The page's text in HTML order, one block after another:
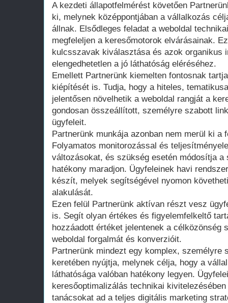
A kezdeti állapotfelmérést követően
ki, melynek középpontjában a vállalkozás
állnak. Elsődleges feladat a weboldal
megfeleljen a keresőmotorok elvárásainak.
kulcsszavak kiválasztása és azok organikus
elengedhetetlen a jó láthatóság eléréséhez.
Emellett Partnerünk kiemelten fontosnak
kiépítését is. Tudja, hogy a hiteles,
jelentősen növelhetik a weboldal rangját a
gondosan összeállított, személyre szabott
ügyfeleit.
Partnerünk munkája azonban nem merül ki a
Folyamatos monitorozással és
változásokat, és szükség esetén módosítja a
hatékony maradjon. Ügyfeleinek havi
készít, melyek segítségével nyomon
alakulását.
Ezen felül Partnerünk aktívan részt vesz
is. Segít olyan értékes és figyelemfelkeltő
hozzáadott értéket jelentenek a célközönség
weboldal forgalmát és konverzióit.
Partnerünk mindezt egy komplex, személyre
keretében nyújtja, melynek célja, hogy a
láthatósága valóban hatékony legyen.
keresőoptimalizálás technikai
tanácsokat ad a teljes digitális marketing